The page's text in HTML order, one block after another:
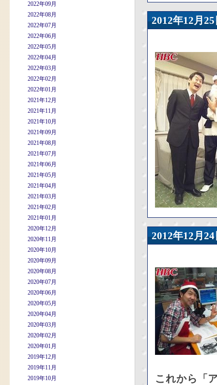
2022年09月
2022年08月
2022年07月
2022年06月
2022年05月
2022年04月
2022年03月
2022年02月
2022年01月
2021年12月
2021年11月
2021年10月
2021年09月
2021年08月
2021年07月
2021年06月
2021年05月
2021年04月
2021年03月
2021年02月
2021年01月
2020年12月
2020年11月
2020年10月
2020年09月
2020年08月
2020年07月
2020年06月
2020年05月
2020年04月
2020年03月
2020年02月
2020年01月
2019年12月
2019年11月
2019年10月
2012年12
2012年12
これから「